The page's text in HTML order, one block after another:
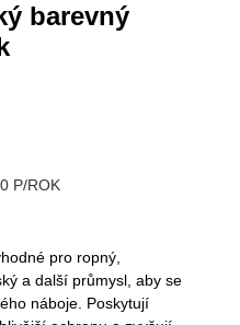
barevný
P/ROK
pro ropný,
a další průmysl, aby se
náboje. Poskytují